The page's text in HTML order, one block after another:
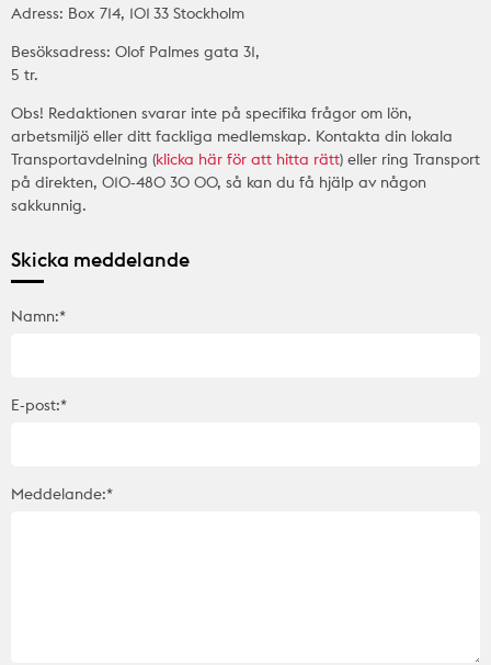
Adress: Box 714, 101 33 Stockholm
Besöksadress: Olof Palmes gata 31,
5 tr.
Obs! Redaktionen svarar inte på specifika frågor om lön,
arbetsmiljö eller ditt fackliga medlemskap. Kontakta din lokala
Transportavdelning (klicka här för att hitta rätt) eller ring Transport
på direkten, 010-480 30 00, så kan du få hjälp av någon
sakkunnig.
Skicka meddelande
Namn:*
E-post:*
Meddelande:*